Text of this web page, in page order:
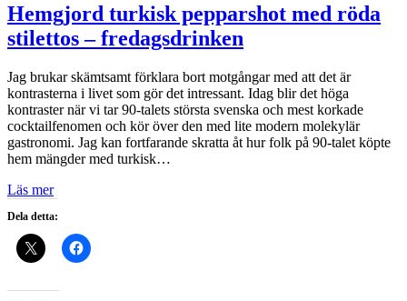
Hemgjord turkisk pepparshot med röda
stilettos – fredagsdrinken
Jag brukar skämtsamt förklara bort motgångar med att det är
kontrasterna i livet som gör det intressant. Idag blir det höga
kontraster när vi tar 90-talets största svenska och mest korkade
cocktailfenomen och kör över den med lite modern molekylär
gastronomi. Jag kan fortfarande skratta åt hur folk på 90-talet köpte
hem mängder med turkisk…
Läs mer
Dela detta: